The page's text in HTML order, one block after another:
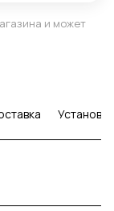
и может
Установка